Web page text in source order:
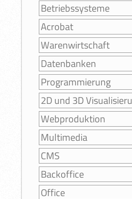
Betriebssysteme
Acrobat
Warenwirtschaft
Datenbanken
Programmierung
2D und 3D
Webproduktion
Multimedia
CMS
Backoffice
Office